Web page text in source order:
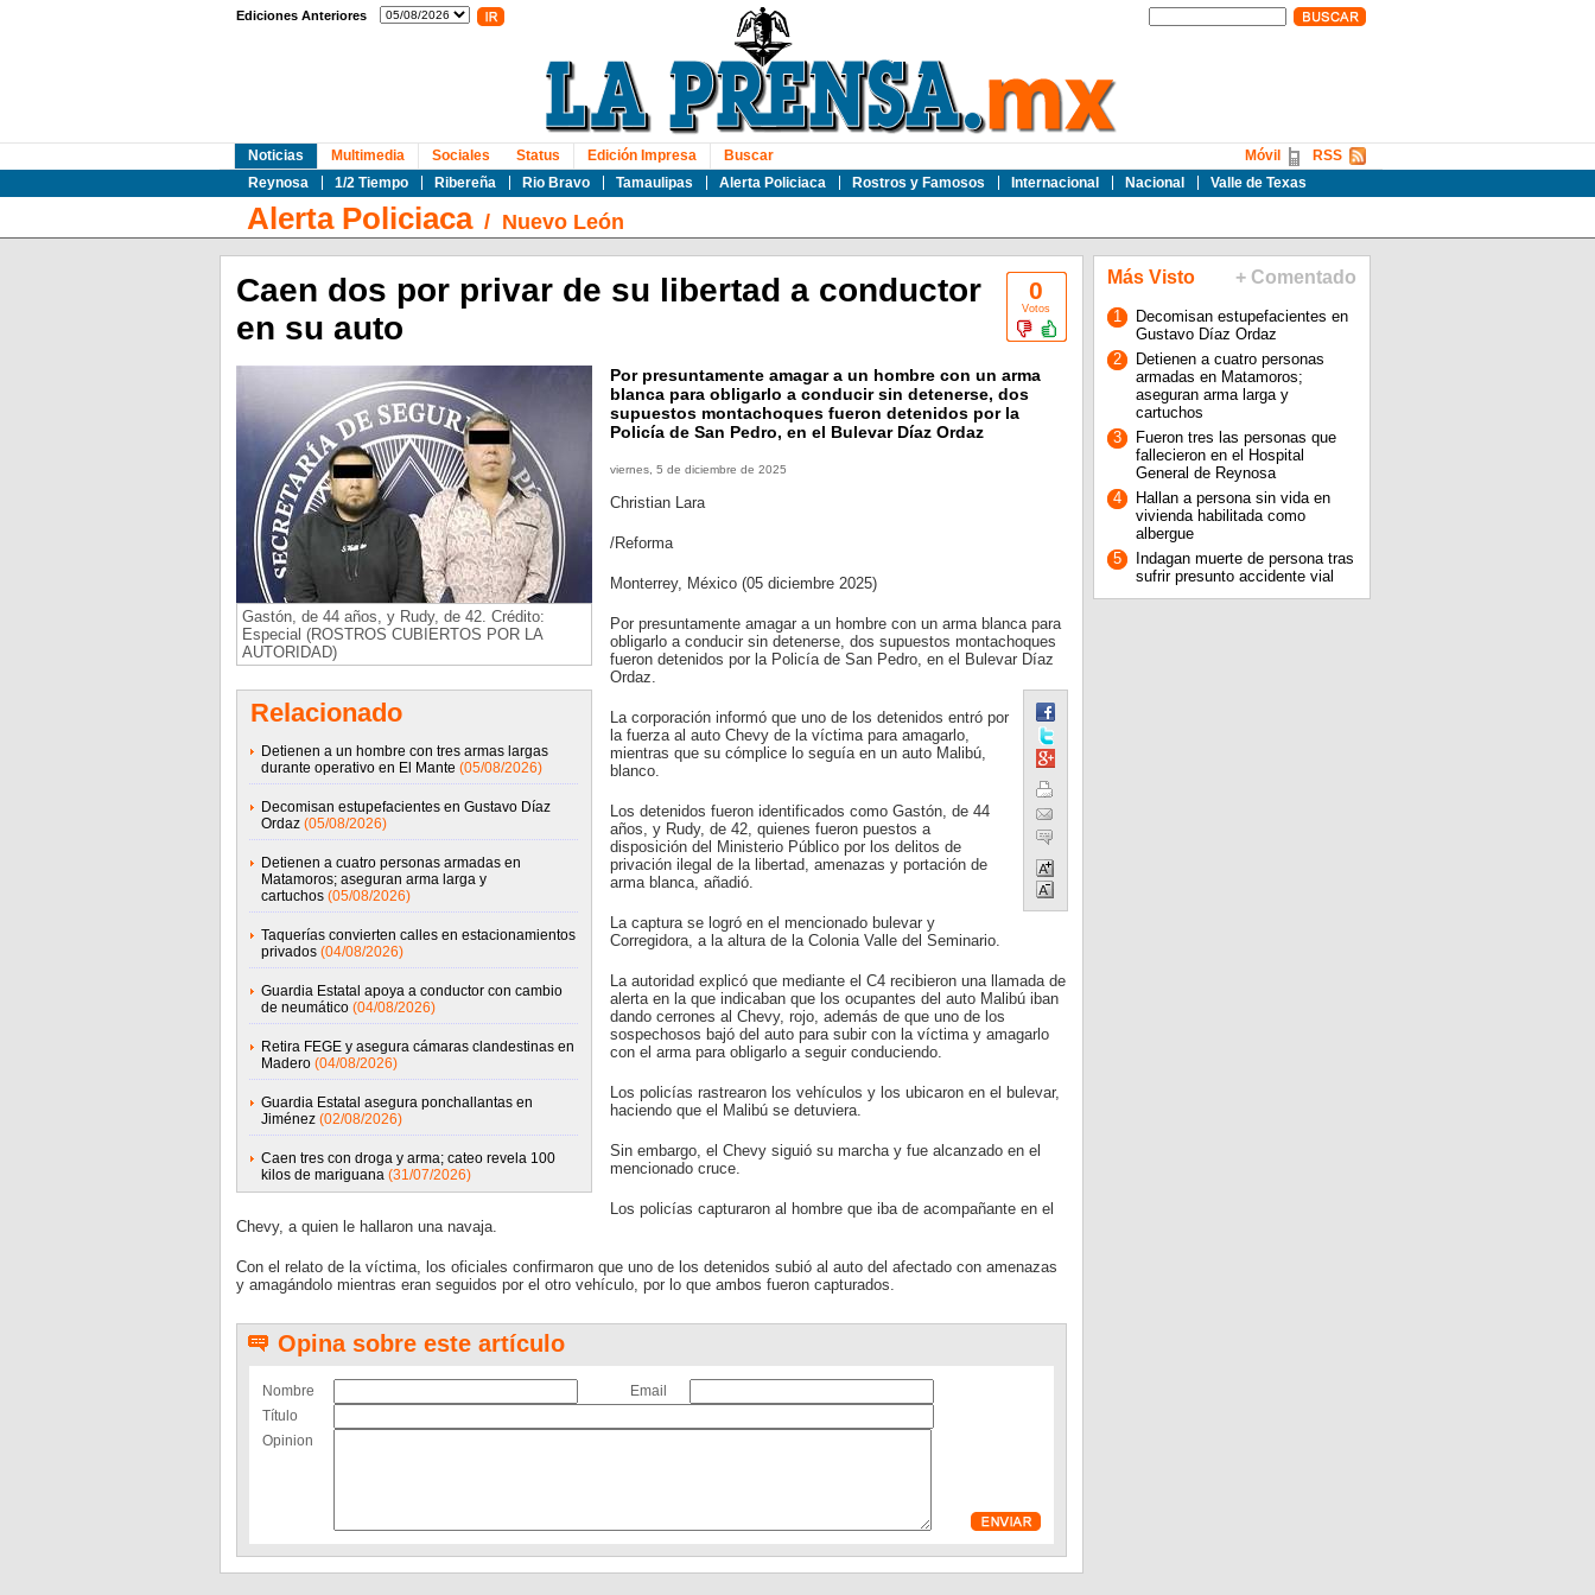
Ediciones Anteriores
Noticias
Reynosa
1/2 Tiempo Ribereña Rio Bravo Tamaulipas Alerta Policiaca Rostros y Famosos Internacional Nacional Valle de Texas
Multimedia Sociales Status Edición Impresa Buscar RSS
Móvil
Alerta Policiaca/ Nuevo León
0
Votos
Caen dos por privar de su libertad a conductor
en su auto
Gastón, de 44 años, y Rudy, de 42. Crédito:
Especial (ROSTROS CUBIERTOS POR LA
AUTORIDAD)
Relacionado
Detienen a un hombre con tres armas largas
durante operativo en El Mante (05/08/2026)
Decomisan estupefacientes en Gustavo Díaz
Ordaz (05/08/2026)
Detienen a cuatro personas armadas en
Matamoros; aseguran arma larga y
cartuchos (05/08/2026)
Taquerías convierten calles en estacionamientos
privados (04/08/2026)
Guardia Estatal apoya a conductor con cambio
de neumático (04/08/2026)
Retira FEGE y asegura cámaras clandestinas en
Madero (04/08/2026)
Guardia Estatal asegura ponchallantas en
Jiménez (02/08/2026)
Caen tres con droga y arma; cateo revela 100
kilos de mariguana (31/07/2026)
Por presuntamente amagar a un hombre con un arma
blanca para obligarlo a conducir sin detenerse, dos
supuestos montachoques fueron detenidos por la
Policía de San Pedro, en el Bulevar Díaz Ordaz
viernes, 5 de diciembre de 2025
Christian Lara
/Reforma
Monterrey, México (05 diciembre 2025)
Por presuntamente amagar a un hombre con un arma blanca para
obligarlo a conducir sin detenerse, dos supuestos montachoques
fueron detenidos por la Policía de San Pedro, en el Bulevar Díaz
Ordaz.
La corporación informó que uno de los detenidos entró por
la fuerza al auto Chevy de la víctima para amagarlo,
mientras que su cómplice lo seguía en un auto Malibú,
blanco.
Los detenidos fueron identificados como Gastón, de 44
años, y Rudy, de 42, quienes fueron puestos a
disposición del Ministerio Público por los delitos de
privación ilegal de la libertad, amenazas y portación de
arma blanca, añadió.
La captura se logró en el mencionado bulevar y
Corregidora, a la altura de la Colonia Valle del Seminario.
La autoridad explicó que mediante el C4 recibieron una llamada de
alerta en la que indicaban que los ocupantes del auto Malibú iban
dando cerrones al Chevy, rojo, además de que uno de los
sospechosos bajó del auto para subir con la víctima y amagarlo
con el arma para obligarlo a seguir conduciendo.
Los policías rastrearon los vehículos y los ubicaron en el bulevar,
haciendo que el Malibú se detuviera.
Sin embargo, el Chevy siguió su marcha y fue alcanzado en el
mencionado cruce.
Los policías capturaron al hombre que iba de acompañante en el
Chevy, a quien le hallaron una navaja.
Con el relato de la víctima, los oficiales confirmaron que uno de los detenidos subió al auto del afectado con amenazas
y amagándolo mientras eran seguidos por el otro vehículo, por lo que ambos fueron capturados.
Opina sobre este artículo
Nombre
Email
Título
Opinion
Más Visto + Comentado
1
Decomisan estupefacientes en
Gustavo Díaz Ordaz
2
Detienen a cuatro personas
armadas en Matamoros;
aseguran arma larga y
cartuchos
3
Fueron tres las personas que
fallecieron en el Hospital
General de Reynosa
4
Hallan a persona sin vida en
vivienda habilitada como
albergue
5
Indagan muerte de persona tras
sufrir presunto accidente vial